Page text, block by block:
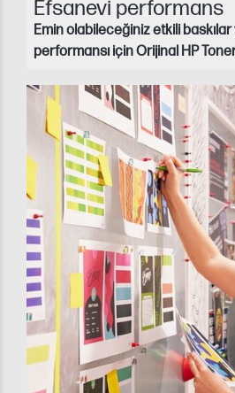
Efsanevi performans
Emin olabileceğiniz etkili
performansı için Orijinal HP